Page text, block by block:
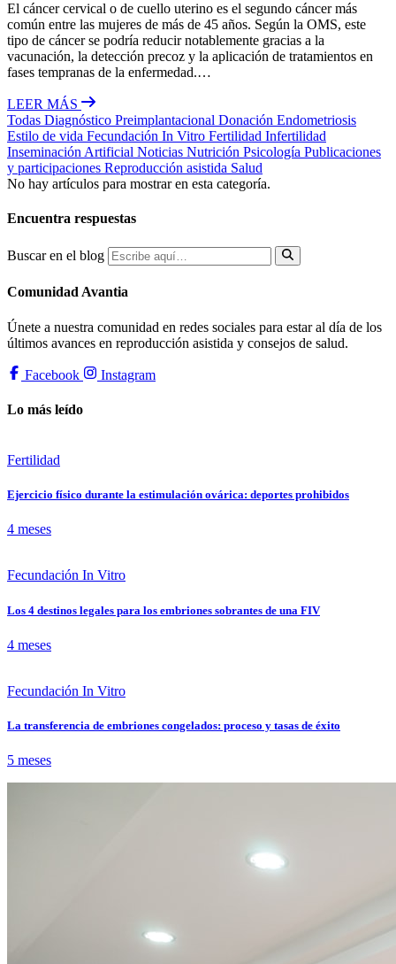
El cáncer cervical o de cuello uterino es el segundo cáncer más
común entre las mujeres de más de 45 años. Según la OMS, este
tipo de cáncer se podría reducir notablemente gracias a la
vacunación, la detección precoz y la aplicación de tratamientos en
fases tempranas de la enfermedad.…
LEER MÁS
Todas Diagnóstico Preimplantacional Donación Endometriosis
Estilo de vida Fecundación In Vitro Fertilidad Infertilidad
Inseminación Artificial Noticias Nutrición Psicología Publicaciones
y participaciones Reproducción asistida Salud
No hay artículos para mostrar en esta categoría.
Encuentra respuestas
Buscar en el blog
Comunidad Avantia
Únete a nuestra comunidad en redes sociales para estar al día de los
últimos avances en reproducción asistida y consejos de salud.
Facebook Instagram
Lo más leído
Fertilidad
Ejercicio físico durante la estimulación ovárica: deportes prohibidos
4 meses
Fecundación In Vitro
Los 4 destinos legales para los embriones sobrantes de una FIV
4 meses
Fecundación In Vitro
La transferencia de embriones congelados: proceso y tasas de éxito
5 meses